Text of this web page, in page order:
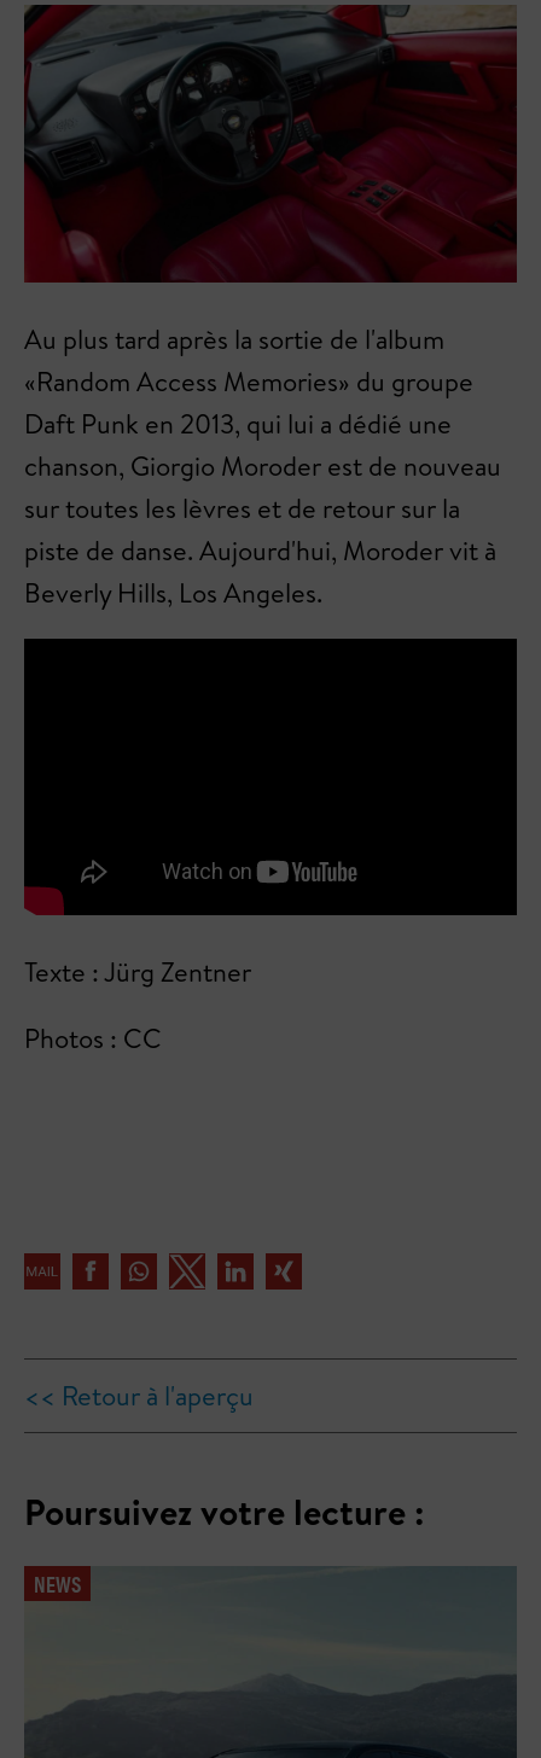
Au plus tard après la sortie de l'album
«Random Access Memories» du groupe
Daft Punk en 2013, qui lui a dédié une
chanson, Giorgio Moroder est de nouveau
sur toutes les lèvres et de retour sur la
piste de danse. Aujourd'hui, Moroder vit à
Beverly Hills, Los Angeles.
Texte : Jürg Zentner
Photos : CC
<< Retour à l'aperçu
Poursuivez votre lecture :
NEWS